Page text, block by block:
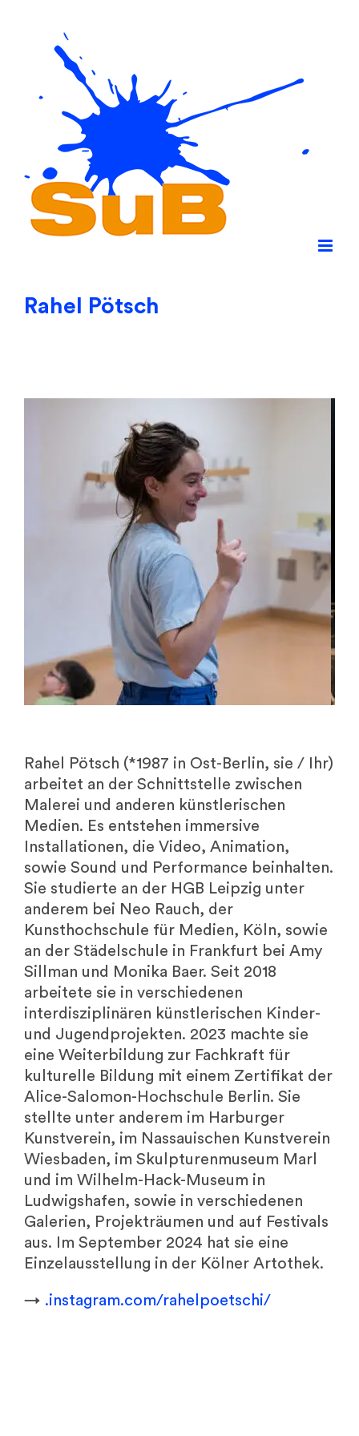
content
Rahel Pötsch
Rahel Pötsch (*1987 in Ost-Berlin, sie / Ihr)
arbeitet an der Schnittstelle zwischen
Malerei und anderen künstlerischen
Medien. Es entstehen immersive
Installationen, die Video, Animation,
sowie Sound und Performance beinhalten.
Sie studierte an der HGB Leipzig unter
anderem bei Neo Rauch, der
Kunsthochschule für Medien, Köln, sowie
an der Städelschule in Frankfurt bei Amy
Sillman und Monika Baer. Seit 2018
arbeitete sie in verschiedenen
interdisziplinären künstlerischen Kinder-
und Jugendprojekten. 2023 machte sie
eine Weiterbildung zur Fachkraft für
kulturelle Bildung mit einem Zertifikat der
Alice-Salomon-Hochschule Berlin. Sie
stellte unter anderem im Harburger
Kunstverein, im Nassauischen Kunstverein
Wiesbaden, im Skulpturenmuseum Marl
und im Wilhelm-Hack-Museum in
Ludwigshafen, sowie in verschiedenen
Galerien, Projekträumen und auf Festivals
aus. Im September 2024 hat sie eine
Einzelausstellung in der Kölner Artothek.
→ .instagram.com/rahelpoetschi/